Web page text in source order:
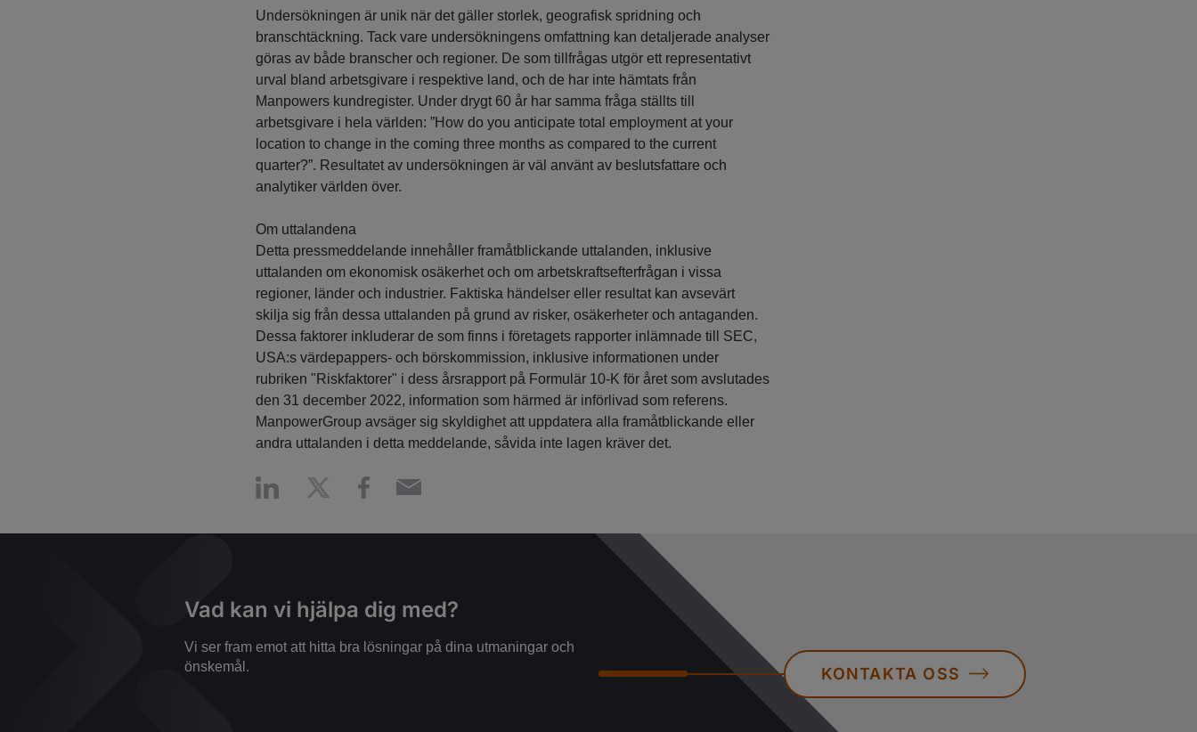
Undersökningen är unik när det gäller storlek, geografisk spridning och
branschtäckning. Tack vare undersökningens omfattning kan detaljerade analyser
göras av både branscher och regioner. De som tillfrågas utgör ett representativt
urval bland arbetsgivare i respektive land, och de har inte hämtats från
Manpowers kundregister. Under drygt 60 år har samma fråga ställts till
arbetsgivare i hela världen: ”How do you anticipate total employment at your
location to change in the coming three months as compared to the current
quarter?”. Resultatet av undersökningen är väl använt av beslutsfattare och
analytiker världen över.
Om uttalandena
Detta pressmeddelande innehåller framåtblickande uttalanden, inklusive
uttalanden om ekonomisk osäkerhet och om arbetskraftsefterfrågan i vissa
regioner, länder och industrier. Faktiska händelser eller resultat kan avsevärt
skilja sig från dessa uttalanden på grund av risker, osäkerheter och antaganden.
Dessa faktorer inkluderar de som finns i företagets rapporter inlämnade till SEC,
USA:s värdepappers- och börskommission, inklusive informationen under
rubriken "Riskfaktorer" i dess årsrapport på Formulär 10-K för året som avslutades
den 31 december 2022, information som härmed är införlivad som referens.
ManpowerGroup avsäger sig skyldighet att uppdatera alla framåtblickande eller
andra uttalanden i detta meddelande, såvida inte lagen kräver det.
Vad kan vi hjälpa dig med?
Vi ser fram emot att hitta bra lösningar på dina utmaningar och
önskemål.
KONTAKTA OSS